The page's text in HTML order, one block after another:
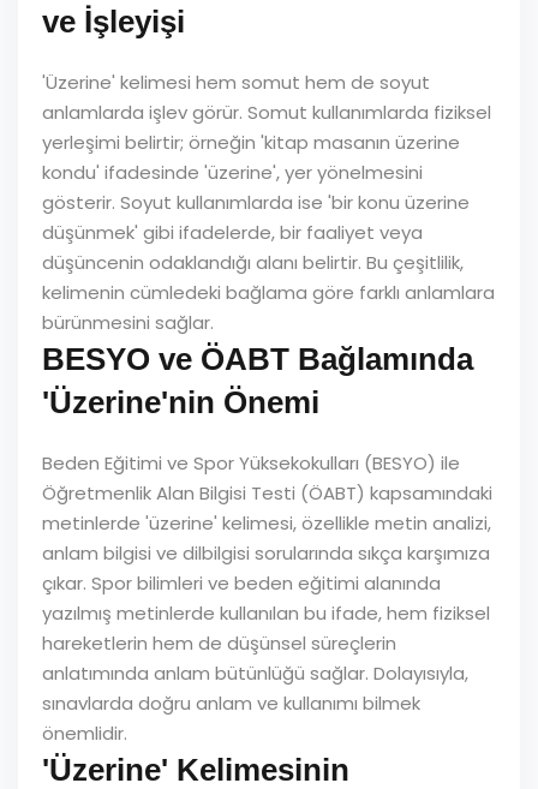
ve İşleyişi
'Üzerine' kelimesi hem somut hem de soyut
anlamlarda işlev görür. Somut kullanımlarda fiziksel
yerleşimi belirtir; örneğin 'kitap masanın üzerine
kondu' ifadesinde 'üzerine', yer yönelmesini
gösterir. Soyut kullanımlarda ise 'bir konu üzerine
düşünmek' gibi ifadelerde, bir faaliyet veya
düşüncenin odaklandığı alanı belirtir. Bu çeşitlilik,
kelimenin cümledeki bağlama göre farklı anlamlara
bürünmesini sağlar.
BESYO ve ÖABT Bağlamında
'Üzerine'nin Önemi
Beden Eğitimi ve Spor Yüksekokulları (BESYO) ile
Öğretmenlik Alan Bilgisi Testi (ÖABT) kapsamındaki
metinlerde 'üzerine' kelimesi, özellikle metin analizi,
anlam bilgisi ve dilbilgisi sorularında sıkça karşımıza
çıkar. Spor bilimleri ve beden eğitimi alanında
yazılmış metinlerde kullanılan bu ifade, hem fiziksel
hareketlerin hem de düşünsel süreçlerin
anlatımında anlam bütünlüğü sağlar. Dolayısıyla,
sınavlarda doğru anlam ve kullanımı bilmek
önemlidir.
'Üzerine' Kelimesinin